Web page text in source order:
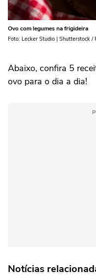
Ovo com legumes na frigideira
Foto: Lecker Studio | Shutterstock /
Abaixo, confira 5
ovo para o dia a dia!
Notícias